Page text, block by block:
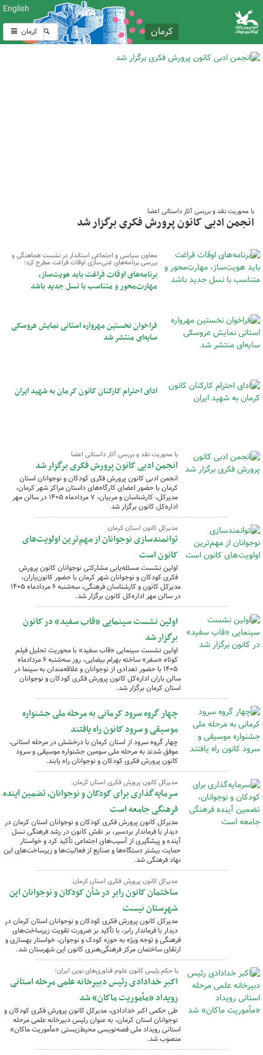
کرمان
English
کرمان
با محوریت نقد و بررسی آثار داستانی اعضا
انجمن ادبی کانون پرورش فکری برگزار شد
معاون سیاسی و اجتماعی استاندار در نشست هماهنگی و
بررسی برنامه‌های غنی‌سازی اوقات فراغت مطرح کرد؛
برنامه‌های اوقات فراغت باید هویت‌ساز،
مهارت‌محور و متناسب با نسل جدید باشد
فراخوان نخستین مهرواره استانی نمایش عروسکی
سایه‌ای منتشر شد
ادای احترام کارکنان کانون کرمان به شهید ایران
با محوریت نقد و بررسی آثار داستانی اعضا
انجمن ادبی کانون پرورش فکری برگزار شد
انجمن ادبی کانون پرورش فکری کودکان و نوجوانان استان
کرمان با حضور اعضای کارگاه‌های داستان مراکز شهر کرمان،
مدیرکل، کارشناسان و مربیان، ۷ مردادماه ۱۴۰۵ در سالن مهر
اداره‌کل کانون برگزار شد
مدیرکل کانون استان کرمان:
توانمندسازی نوجوانان از مهم‌ترین اولویت‌های
کانون است
اولین نشست مسئله‌یابی مشارکتی نوجوانان کانون پرورش
فکری کودکان و نوجوانان شهر کرمان با حضور کانون‌یاران،
مدیرکل کانون و کارشناسان فرهنگی، سه‌شنبه ۶ مردادماه ۱۴۰۵
در سالن مهر اداره‌کل کانون برگزار شد.
اولین نشست سینمایی «قاب سفید» در کانون
برگزار شد
اولین نشست سینمایی «قاب سفید» با محوریت تحلیل فیلم
کوتاه «سفر» ساخته بهرام بیضایی، روز سه‌شنبه ۶ مردادماه
۱۴۰۵ با حضور تعدادی از نوجوانان و علاقه‌مندان به سینما در
سالن باران اداره‌کل کانون پرورش فکری کودکان و نوجوانان
استان کرمان برگزار شد.
چهار گروه سرود کرمانی به مرحله ملی جشنواره
موسیقی و سرود کانون راه یافتند
چهار گروه سرود از استان کرمان با درخشش در مرحله استانی،
موفق شدند به مرحله ملی سومین جشنواره موسیقی و سرود
کانون پرورش فکری کودکان و نوجوانان راه یابند.
مدیرکل کانون پرورش فکری استان کرمان:
سرمایه‌گذاری برای کودکان و نوجوانان، تضمین آینده
فرهنگی جامعه است
مدیرکل کانون پرورش فکری کودکان و نوجوانان استان کرمان در
دیدار با فرماندار بردسیر، بر نقش کانون در رشد فرهنگی نسل
آینده و پیشگیری از آسیب‌های اجتماعی تأکید کرد و خواستار
حمایت بیشتر دستگاه‌ها و صنایع از فعالیت‌ها و زیرساخت‌های این
نهاد فرهنگی شد.
مدیرکل کانون پرورش فکری استان کرمان:
ساختمان کانون رابر در شأن کودکان و نوجوانان این
شهرستان نیست
مدیرکل کانون پرورش فکری کودکان و نوجوانان استان کرمان در
دیدار با فرماندار رابر، با تأکید بر ضرورت تقویت زیرساخت‌های
فرهنگی و توجه ویژه به حوزه کودک و نوجوان، خواستار بهسازی و
ارتقای ساختمان مرکز فرهنگی‌هنری کانون این شهرستان شد.
با حکم رئیس کانون علوم فناوری‌های نوین ایران؛
اکبر خدادادی رئیس دبیرخانه علمی مرحله استانی
رویداد «مأموریت ماکان» شد
طی حکمی اکبر خدادادی، مدیرکل کانون پرورش فکری کودکان و
نوجوانان استان کرمان، به عنوان رئیس دبیرخانه علمی مرحله
استانی رویداد ملی قصه‌نویسی محیط‌زیستی «مأموریت ماکان»
منصوب شد.